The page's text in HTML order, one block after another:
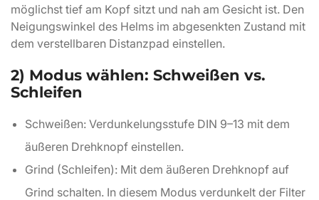
möglichst tief am Kopf sitzt und nah am Gesicht ist. Den
Neigungswinkel des Helms im abgesenkten Zustand mit
dem verstellbaren Distanzpad einstellen.
2) Modus wählen: Schweißen vs.
Schleifen
Schweißen: Verdunkelungsstufe DIN 9–13 mit dem
äußeren Drehknopf einstellen.
Grind (Schleifen): Mit dem äußeren Drehknopf auf
Grind schalten. In diesem Modus verdunkelt der Filter